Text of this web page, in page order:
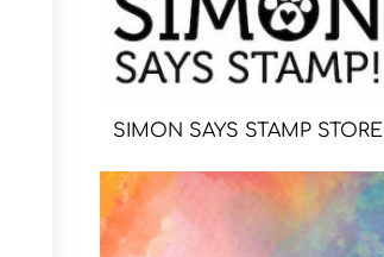
SIMON SAYS STAMP STORE